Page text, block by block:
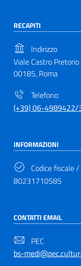
RECAPITI
Indirizzo
Viale Castro
00185, Roma
Telefono
(+39) 06-4989422/
INFORMAZIONI
Codice fiscale
80231710585
CONTATTI EMAIL
PEC
bs-